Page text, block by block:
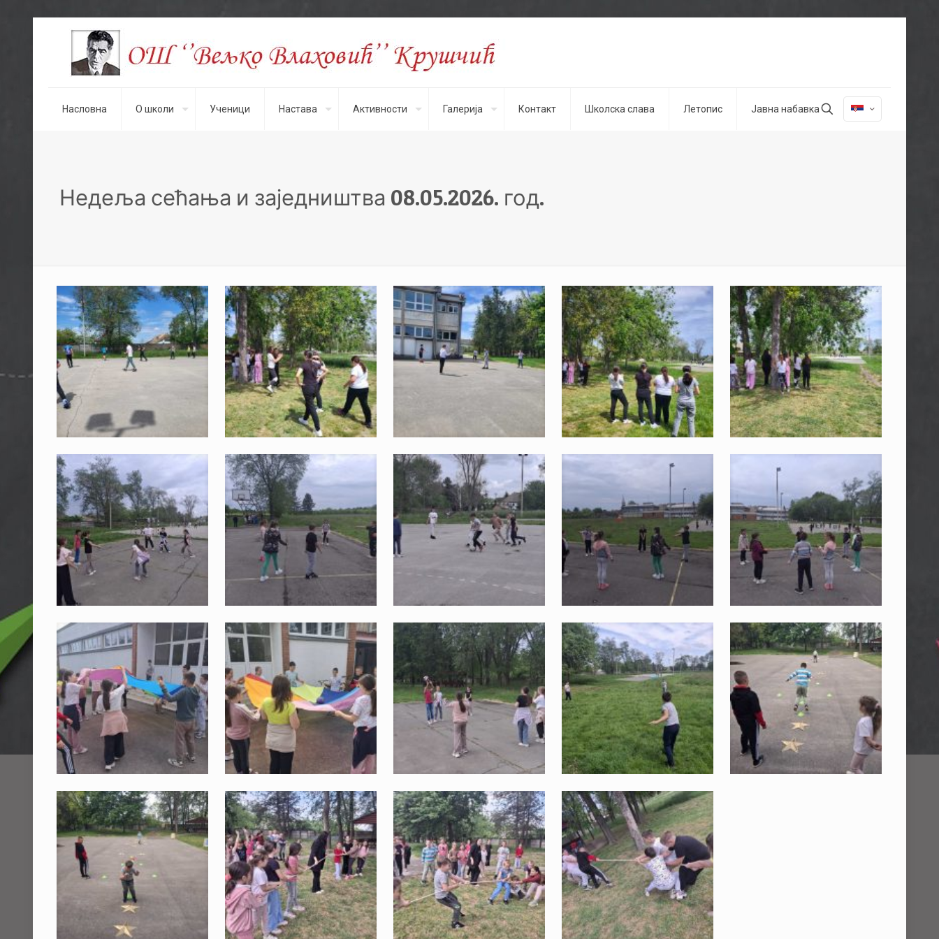
Насловна О школи Ученици Настава Активности Галерија Контакт Школска слава Летопис Јавна набавка
Недеља сећања и заједништва 08.05.2026. год.